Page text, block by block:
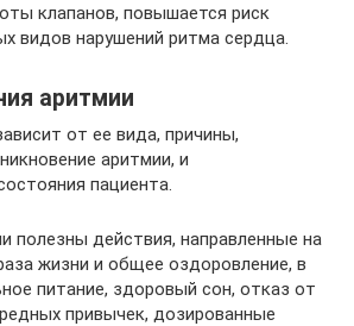
клапанов, повышается риск
видов нарушений ритма сердца.
аритмии
от ее вида, причины,
аритмии, и
пациента.
полезны действия, направленные на
жизни и общее оздоровление, в
питание, здоровый сон, отказ от
привычек, дозированные